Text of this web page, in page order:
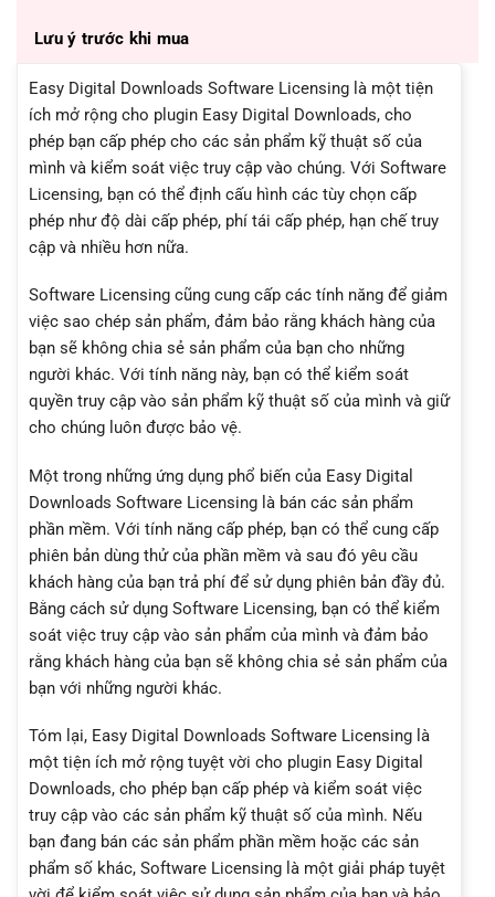
Lưu ý trước khi mua
Easy Digital Downloads Software Licensing là một tiện
ích mở rộng cho plugin Easy Digital Downloads, cho
phép bạn cấp phép cho các sản phẩm kỹ thuật số của
mình và kiểm soát việc truy cập vào chúng. Với Software
Licensing, bạn có thể định cấu hình các tùy chọn cấp
phép như độ dài cấp phép, phí tái cấp phép, hạn chế truy
cập và nhiều hơn nữa.
Software Licensing cũng cung cấp các tính năng để giảm
việc sao chép sản phẩm, đảm bảo rằng khách hàng của
bạn sẽ không chia sẻ sản phẩm của bạn cho những
người khác. Với tính năng này, bạn có thể kiểm soát
quyền truy cập vào sản phẩm kỹ thuật số của mình và giữ
cho chúng luôn được bảo vệ.
Một trong những ứng dụng phổ biến của Easy Digital
Downloads Software Licensing là bán các sản phẩm
phần mềm. Với tính năng cấp phép, bạn có thể cung cấp
phiên bản dùng thử của phần mềm và sau đó yêu cầu
khách hàng của bạn trả phí để sử dụng phiên bản đầy đủ.
Bằng cách sử dụng Software Licensing, bạn có thể kiểm
soát việc truy cập vào sản phẩm của mình và đảm bảo
rằng khách hàng của bạn sẽ không chia sẻ sản phẩm của
bạn với những người khác.
Tóm lại, Easy Digital Downloads Software Licensing là
một tiện ích mở rộng tuyệt vời cho plugin Easy Digital
Downloads, cho phép bạn cấp phép và kiểm soát việc
truy cập vào các sản phẩm kỹ thuật số của mình. Nếu
bạn đang bán các sản phẩm phần mềm hoặc các sản
phẩm số khác, Software Licensing là một giải pháp tuyệt